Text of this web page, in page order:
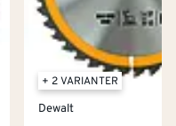
+ 2 VARIANTER
Dewalt